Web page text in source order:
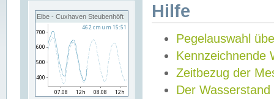
Elbe - Cuxhaven Steubenhöft Hilfe
Pegelauswahl
Kennzeichnende
Zeitbezug der
Der Wasserstand